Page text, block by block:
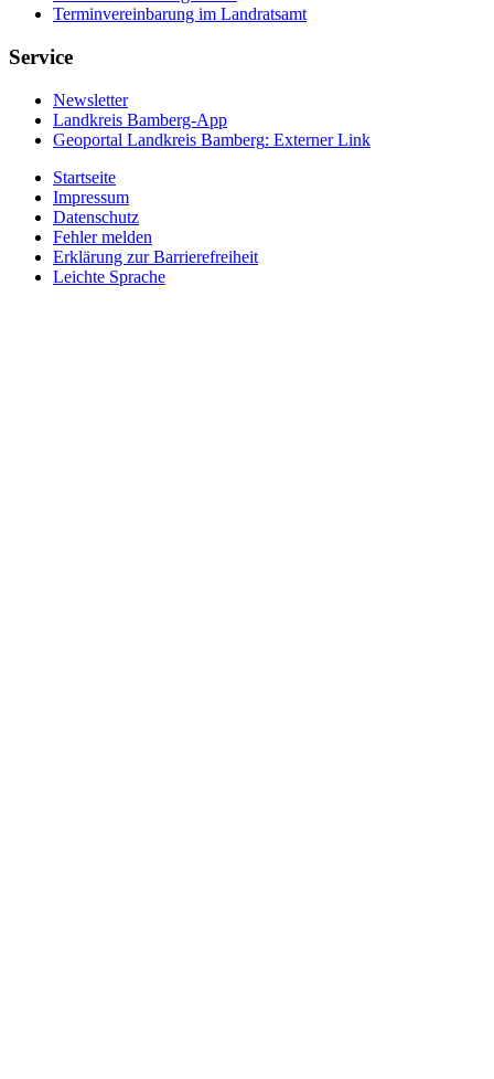
Terminvereinbarung im Landratsamt
Service
Newsletter
Landkreis Bamberg-App
Geoportal Landkreis Bamberg: Externer Link
Startseite
Impressum
Datenschutz
Fehler melden
Erklärung zur Barrierefreiheit
Leichte Sprache